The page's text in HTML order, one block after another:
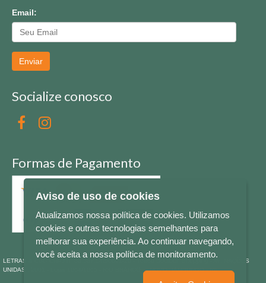
Email:
Enviar
Socialize conosco
Formas de Pagamento
LETRAS & CIA - CNPJ n° 88.587.548/0001-20 - Térreo Bourbon Shopping - AV. NAÇÕES
UNIDAS , 2001 - Lojas 1064/1065 - RIO BRANCO - - NOVO HAMBURGO - RS
Aviso de uso de cookies
Atualizamos nossa política de cookies. Utilizamos
cookies e outras tecnologias semelhantes para
melhorar sua experiência. Ao continuar navegando,
você aceita a nossa política de monitoramento.